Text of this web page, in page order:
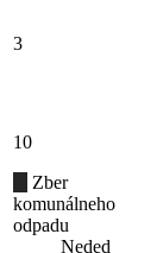
3
10
Zber
komunálneho
odpadu
Neded